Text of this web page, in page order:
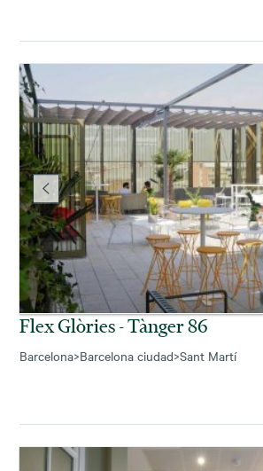
Flex Glòries - Tànger 86
Barcelona>Barcelona ciudad>Sant Martí